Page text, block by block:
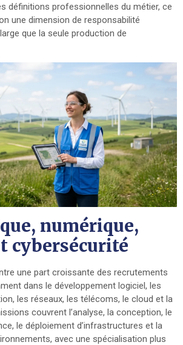
définitions professionnelles du métier, ce
une dimension de responsabilité
que la seule production de
numérique,
cybersécurité
une part croissante des recrutements
dans le développement logiciel, les
les réseaux, les télécoms, le cloud et la
couvrent l’analyse, la conception, le
le déploiement d’infrastructures et la
avec une spécialisation plus